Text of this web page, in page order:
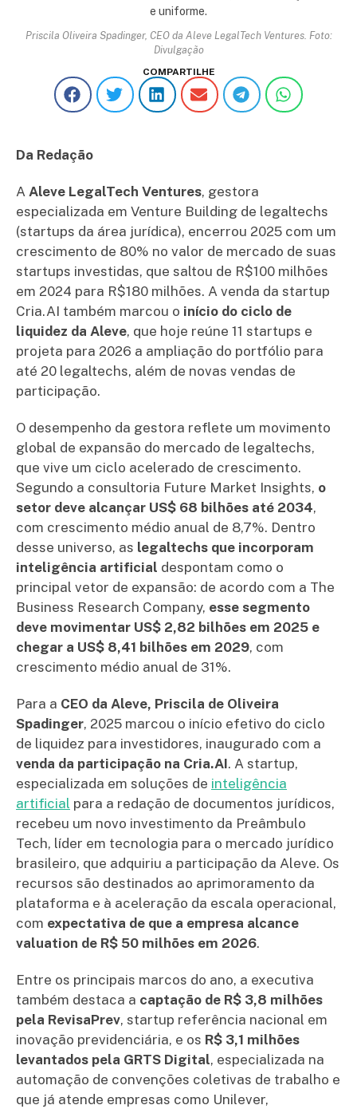
Priscila Oliveira Spadinger, CEO da Aleve LegalTech Ventures. Foto:
Divulgação
COMPARTILHE
Da Redação
A Aleve LegalTech Ventures, gestora
especializada em Venture Building de legaltechs
(startups da área jurídica), encerrou 2025 com um
crescimento de 80% no valor de mercado de suas
startups investidas, que saltou de R$100 milhões
em 2024 para R$180 milhões. A venda da startup
Cria.AI também marcou o início do ciclo de
liquidez da Aleve, que hoje reúne 11 startups e
projeta para 2026 a ampliação do portfólio para
até 20 legaltechs, além de novas vendas de
participação.
O desempenho da gestora reflete um movimento
global de expansão do mercado de legaltechs,
que vive um ciclo acelerado de crescimento.
Segundo a consultoria Future Market Insights, o
setor deve alcançar US$ 68 bilhões até 2034,
com crescimento médio anual de 8,7%. Dentro
desse universo, as legaltechs que incorporam
inteligência artificial despontam como o
principal vetor de expansão: de acordo com a The
Business Research Company, esse segmento
deve movimentar US$ 2,82 bilhões em 2025 e
chegar a US$ 8,41 bilhões em 2029, com
crescimento médio anual de 31%.
Para a CEO da Aleve, Priscila de Oliveira
Spadinger, 2025 marcou o início efetivo do ciclo
de liquidez para investidores, inaugurado com a
venda da participação na Cria.AI. A startup,
especializada em soluções de inteligência
artificial para a redação de documentos jurídicos,
recebeu um novo investimento da Preâmbulo
Tech, líder em tecnologia para o mercado jurídico
brasileiro, que adquiriu a participação da Aleve. Os
recursos são destinados ao aprimoramento da
plataforma e à aceleração da escala operacional,
com expectativa de que a empresa alcance
valuation de R$ 50 milhões em 2026.
Entre os principais marcos do ano, a executiva
também destaca a captação de R$ 3,8 milhões
pela RevisaPrev, startup referência nacional em
inovação previdenciária, e os R$ 3,1 milhões
levantados pela GRTS Digital, especializada na
automação de convenções coletivas de trabalho e
que já atende empresas como Unilever,